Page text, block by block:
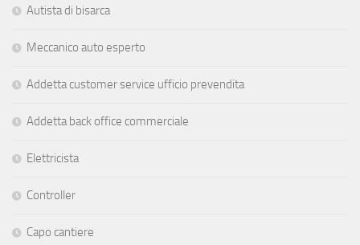
Autista di bisarca
Meccanico auto esperto
Addetta customer service ufficio prevendita
Addetta back office commerciale
Elettricista
Controller
Capo cantiere